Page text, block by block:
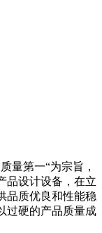
第一“为宗旨，
品设计设备，在立
品质优良和性能稳
过硬的产品质量成